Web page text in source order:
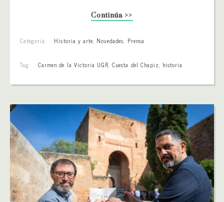
Continúa >>
Categoría: Historia y arte, Novedades, Prensa
Tag: Carmen de la Victoria UGR,Cuesta del Chapiz, historia